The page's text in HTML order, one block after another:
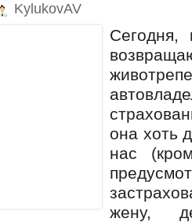
KylukovAV
она хоть
нас
жену,